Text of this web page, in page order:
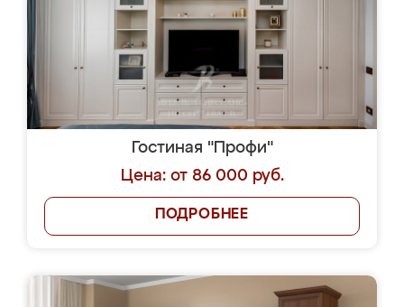
Гостиная "Профи"
Цена: от 86 000 руб.
ПОДРОБНЕЕ